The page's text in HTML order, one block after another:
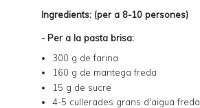
Ingredients: (per a 8-10 persones)
- Per a la pasta brisa:
300 g de farina
160 g de mantega freda
15 g de sucre
4-5 cullerades grans d'aigua freda